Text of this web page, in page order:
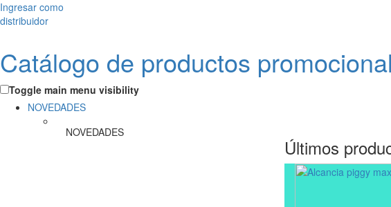
Ingresar como
distribuidor
Catálogo de productos
Toggle main menu visibility
NOVEDADES
NOVEDADES
Últimos